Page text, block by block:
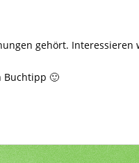
gehört. Interessieren
Buchtipp 🙂